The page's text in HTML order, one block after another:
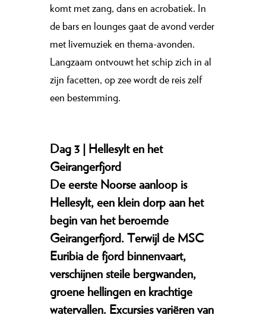
komt met zang, dans en acrobatiek. In
de bars en lounges gaat de avond verder
met livemuziek en thema-avonden.
Langzaam ontvouwt het schip zich in al
zijn facetten, op zee wordt de reis zelf
een bestemming.
Dag 3 | Hellesylt en het
Geirangerfjord
De eerste Noorse aanloop is
Hellesylt, een klein dorp aan het
begin van het beroemde
Geirangerfjord. Terwijl de MSC
Euribia de fjord binnenvaart,
verschijnen steile bergwanden,
groene hellingen en krachtige
watervallen. Excursies variëren van